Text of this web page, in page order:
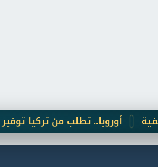
أوروبا.. تطلب من تركيا توفير الغاز